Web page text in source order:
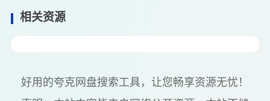
相关资源
好用的夸克网盘搜索工具，让您畅享资源无忧！